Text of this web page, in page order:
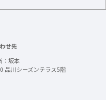
せ先
：坂本
品川シーズンテラス5階